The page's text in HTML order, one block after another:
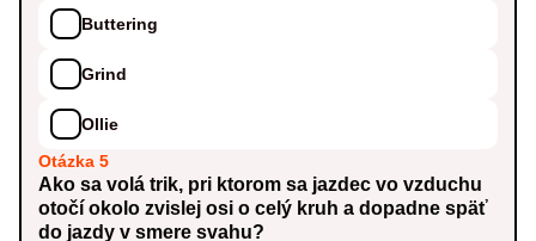
Buttering
Grind
Ollie
Otázka 5
Ako sa volá trik, pri ktorom sa jazdec vo vzduchu
otočí okolo zvislej osi o celý kruh a dopadne späť
do jazdy v smere svahu?